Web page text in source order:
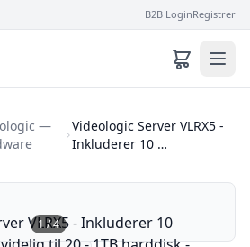
B2B LoginRegistrer
—
Videologic Server VLRX5 -
Inkluderer 10 …
1/4